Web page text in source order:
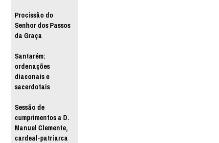
Procissão do
Senhor dos Passos
da Graça
Santarém:
ordenações
diaconais e
sacerdotais
Sessão de
cumprimentos a D.
Manuel Clemente,
cardeal-patriarca